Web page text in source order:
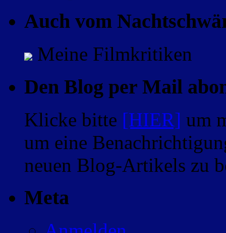
Auch vom
Meine Filmkritiken
Den Blog per Mail
Klicke bitte [HIER] um
um eine
neuen Blog-Artikels zu
Meta